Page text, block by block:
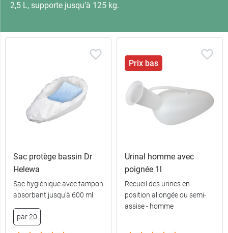
2,5 L, supporte jusqu’à 125 kg.
Sac protège bassin Dr
Helewa
Sac hygiénique avec tampon
absorbant jusqu'à 600 ml
par 20
Prix bas
Urinal homme avec
poignée 1l
Recueil des urines en
position allongée ou semi-
assise - homme